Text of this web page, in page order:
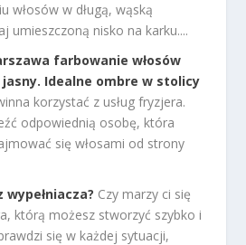
włosów w długą, wąską
umieszczoną nisko na karku....
farbowanie włosów
jasny. Idealne ombre w stolicy
korzystać z usług fryzjera.
odpowiednią osobę, która
się włosami od strony
wypełniacza? Czy marzy ci się
którą możesz stworzyć szybko i
się w każdej sytuacji,